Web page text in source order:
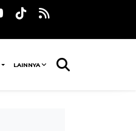
LAINNYA